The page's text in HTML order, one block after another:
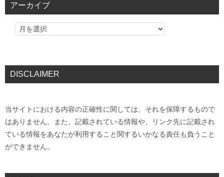
アーカイブ
DISCLAIMER
当サイトにおける内容の正確性に関しては、それを保障するもので
はありません。また、記載されている情報や、リンク先に記載され
ている情報をあなたが利用すること関するいかなる責任も負うこと
ができません。